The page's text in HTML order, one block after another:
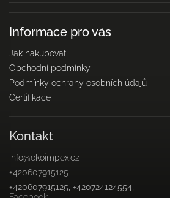
Informace pro vás
Jak nakupovat
Obchodní podmínky
Podmínky ochrany osobních údajů
Certifikace
Kontakt
info@ekoimpex.cz
+420607915125
+420607915125, +420724124554,